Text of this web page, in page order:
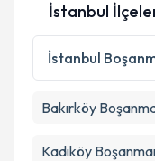
İstanbul
İstanbul
Bakırköy
Kadıköy